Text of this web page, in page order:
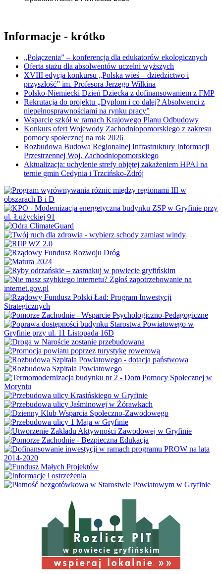
Informacje - krótko
„Połączenia” – konferencja dla edukatorów ekologicznych
Oferta stażu dla absolwentów uczelni wyższych
XVIII edycja konkursu „Polska wieś – dziedzictwo i
przyszłość” im. Profesora Jerzego Wilkina
Polsko-Niemiecki Dzień Dziecka z dofinansowaniem z FMP
Rekrutacja do projektu „Dyplom i co dalej? Absolwenci z
niepełnosprawnościami na rynku pracy”
Wsparcie szkół w ramach Krajowego Planu Odbudowy
Konkurs ofert Wojewody Zachodniopomorskiego z zakresu
pomocy społecznej na rok 2026
Rozbudowa Budowa Regionalnej Infrastruktury Informacji
Przestrzennej Woj. Zachodniopomorskiego
Aktualizacja: uchylenie strefy objętej zakażeniem HPAI na
ternie gmin Cedynia i Trzcińsko-Zdrój
w powiecie gryfińskim